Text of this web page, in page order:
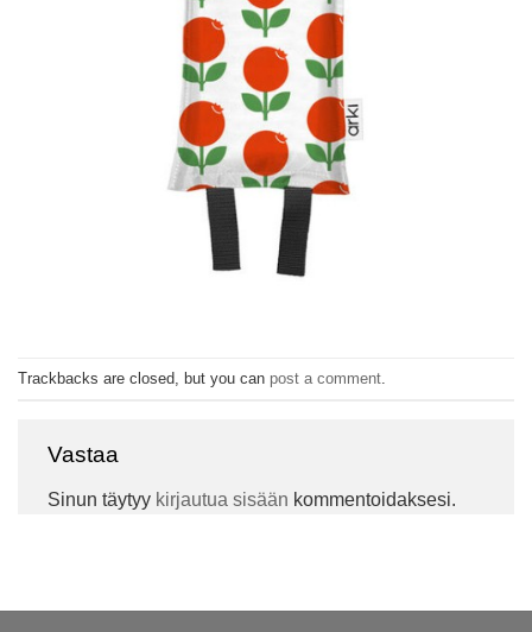
Trackbacks are closed, but you can post a comment
Vastaa
Sinun täytyy kirjautua sisään kommentoidaksesi.